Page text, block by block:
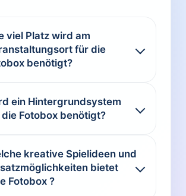
viel Platz wird am
für die
benötigt?
ein Hintergrundsystem
Fotobox benötigt?
kreative Spielideen und
bietet
Fotobox ?